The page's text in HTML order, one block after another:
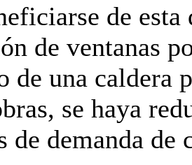
de
de ventanas
de una caldera
se haya
de demanda